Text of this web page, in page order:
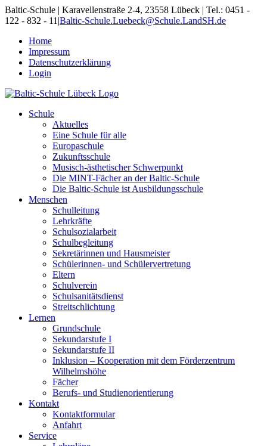
Skip
to
Baltic-Schule | Karavellenstraße 2-4, 23558 Lübeck | Tel.: 0451 -
122 - 832 - 11 |Baltic-Schule.Luebeck@Schule.LandSH.de
Home
Impressum
Datenschutzerklärung
Login
Schule
Aktuelles
Eine Schule für alle
Europaschule
Zukunftsschule
Musisch-ästhetischer Schwerpunkt
Die MINT-Fächer an der Baltic-Schule
Die Baltic-Schule ist Ausbildungsschule
Menschen
Schulleitung
Lehrkräfte
Schulsozialarbeit
Schulbegleitung
Sekretärinnen und Hausmeister
Schülerinnen- und Schülervertretung
Eltern
Schulverein
Schulsanitätsdienst
Streitschlichtung
Lernen
Grundschule
Sekundarstufe I
Sekundarstufe II
Inklusion – Kooperation mit dem Förderzentrum
Wilhelmshöhe
Fächer
Berufs- und Studienorientierung
Kontakt
Kontaktformular
Anfahrt
Service